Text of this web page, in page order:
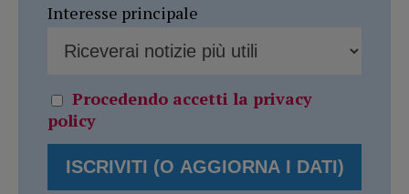
Interesse principale
Procedendo accetti la privacy
policy